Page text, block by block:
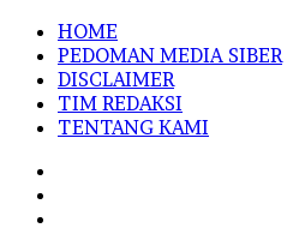
HOME
PEDOMAN MEDIA SIBER
DISCLAIMER
TIM REDAKSI
TENTANG KAMI